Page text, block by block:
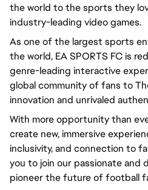
the world to the sports they
industry-leading video games.
As one of the largest sports
the world, EA SPORTS FC is
genre-leading interactive
global community of fans to
innovation and unrivaled
With more opportunity than
create new, immersive
inclusivity, and connection to
you to join our passionate and
pioneer the future of football